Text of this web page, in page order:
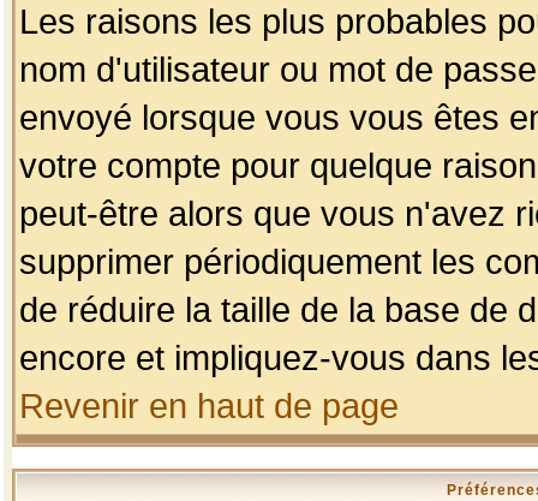
Les raisons les plus probables
nom d'utilisateur ou mot de
envoyé lorsque vous vous êtes
votre compte pour quelque
peut-être alors que vous n'avez
supprimer périodiquement les
de réduire la taille de la base de
encore et impliquez-vous dans
Revenir en haut de page